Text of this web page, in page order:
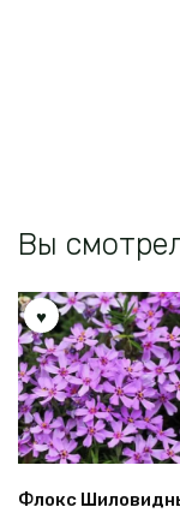
Вы
Флокс